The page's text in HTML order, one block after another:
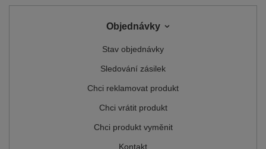
Objednávky
Stav objednávky
Sledování zásilek
Chci reklamovat produkt
Chci vrátit produkt
Chci produkt vyměnit
Kontakt